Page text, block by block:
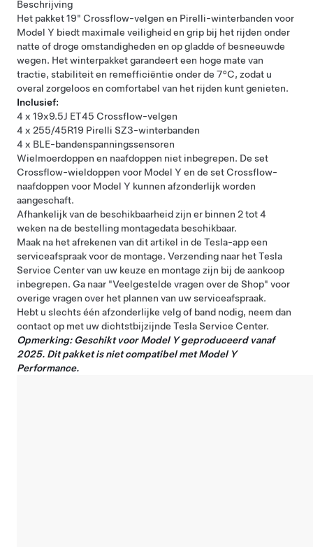
Beschrijving
Het pakket 19" Crossflow-velgen en Pirelli-winterbanden voor
Model Y biedt maximale veiligheid en grip bij het rijden onder
natte of droge omstandigheden en op gladde of besneeuwde
wegen. Het winterpakket garandeert een hoge mate van
tractie, stabiliteit en remefficiëntie onder de 7°C, zodat u
overal zorgeloos en comfortabel van het rijden kunt genieten.
Inclusief:
4 x 19x9.5J ET45 Crossflow-velgen
4 x 255/45R19 Pirelli SZ3-winterbanden
4 x BLE-bandenspanningssensoren
Wielmoerdoppen en naafdoppen niet inbegrepen. De set
Crossflow-wieldoppen voor Model Y en de set Crossflow-
naafdoppen voor Model Y kunnen afzonderlijk worden
aangeschaft.
Afhankelijk van de beschikbaarheid zijn er binnen 2 tot 4
weken na de bestelling montagedata beschikbaar.
Maak na het afrekenen van dit artikel in de Tesla-app een
serviceafspraak voor de montage. Verzending naar het Tesla
Service Center van uw keuze en montage zijn bij de aankoop
inbegrepen. Ga naar "Veelgestelde vragen over de Shop" voor
overige vragen over het plannen van uw serviceafspraak.
Hebt u slechts één afzonderlijke velg of band nodig, neem dan
contact op met uw dichtstbijzijnde Tesla Service Center.
Opmerking: Geschikt voor Model Y geproduceerd vanaf
2025. Dit pakket is niet compatibel met Model Y
Performance.